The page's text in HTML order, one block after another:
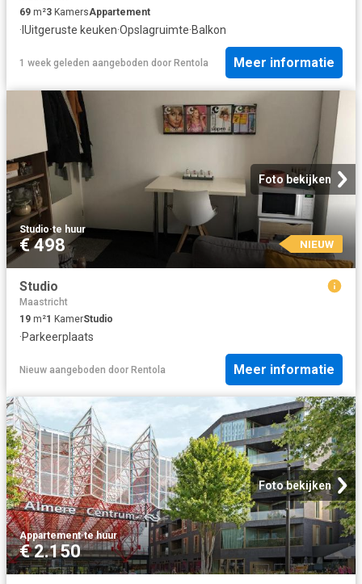
69 m²3 KamersAppartement
· IUitgeruste keuken·Opslagruimte·Balkon
1 week geleden aangeboden door Rentola Meer informatie
Foto bekijken
Studio·te huur
€ 498 NIEUW
Studio
Maastricht
19 m²1 KamerStudio
·Parkeerplaats
Nieuw aangeboden door Rentola Meer informatie
Foto bekijken
Appartement·te huur
€ 2.150